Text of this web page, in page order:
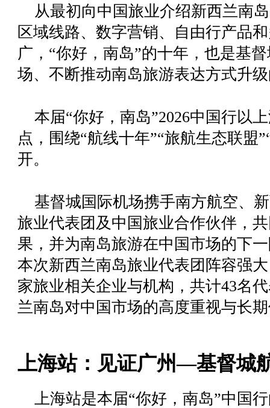
从最初向中国旅业介绍新西兰南
区域线路、数字营销、自由行产品
广， “你好，南岛”的十年，也是基
场、不断推动南岛旅游表达方式升
本届“你好，南岛”2026中国行以
点，围绕“航线十年”“旅航生态联盟
开。
基督城国际机场携手南方航空、
旅业代表团及中国旅业合作伙伴，
果，并为南岛旅游在中国市场的下
本次新西兰南岛旅业代表团阵容强
家旅业相关企业与机构，共计43名
兰南岛对中国市场的高度重视与长
上海站：见证广州—基督城
上海站是本届“你好，南岛”中国行